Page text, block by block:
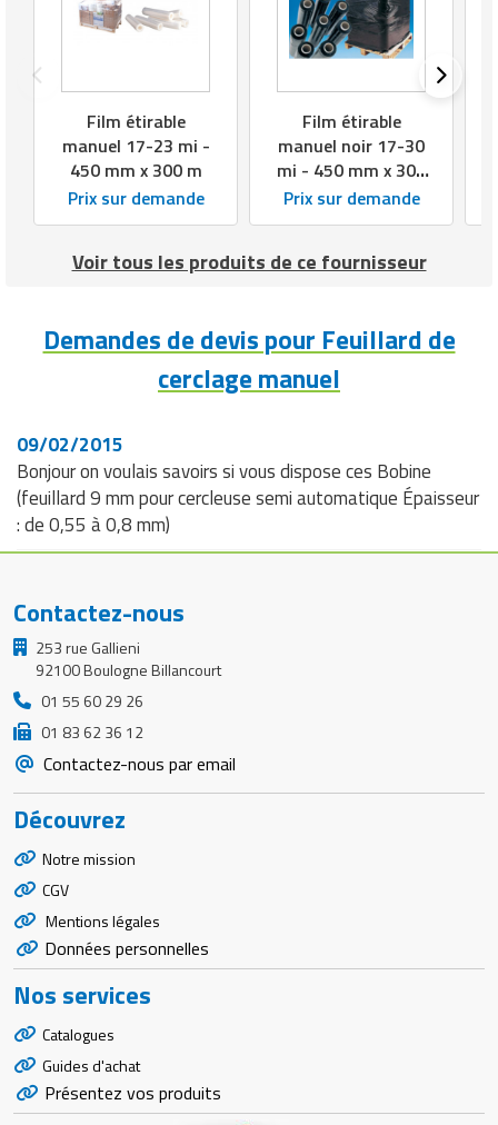
Film étirable
manuel 17-23 mi -
450 mm x 300 m
Prix sur demande
Film étirable
manuel noir 17-30
mi - 450 mm x 300
m
Prix sur demande
Voir tous les produits de ce fournisseur
Demandes de devis pour Feuillard de
cerclage manuel
09/02/2015
Bonjour on voulais savoirs si vous dispose ces Bobine
(feuillard 9 mm pour cercleuse semi automatique Épaisseur
: de 0,55 à 0,8 mm)
Contactez-nous
253 rue Gallieni
92100 Boulogne Billancourt
01 55 60 29 26
01 83 62 36 12
Contactez-nous par email
Découvrez
Notre mission
CGV
Mentions légales
Données personnelles
Nos services
Catalogues
Guides d'achat
Présentez vos produits